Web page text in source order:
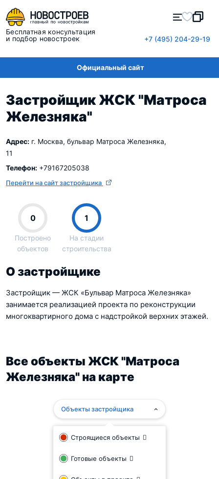
Бесплатная консультация
и подбор новостроек
+7 (495) 204-29-19
Официальный сайт
Застройщик ЖСК "Матроса
Железняка"
Адрес: г. Москва, бульвар Матроса Железняка,
11
Телефон: +79167205038
Перейти на сайт застройщика
0
Построено
объектов
1
На стадии
строительства
О застройщике
Застройщик — ЖСК «Бульвар Матроса Железняка»
занимается реализацией проекта по реконструкции
многоквартирного дома с надстройкой верхних этажей.
Все объекты ЖСК "Матроса
Железняка" на карте
Объекты застройщика
Строящиеся объекты
Готовые объекты